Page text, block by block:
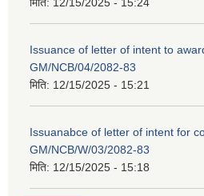
Issuance of letter of intent to
GM/NCB/04/2082-83
मिति: 12/15/2025 - 15:21
Issuanabce of letter of intent for
GM/NCB/W/03/2082-83
मिति: 12/15/2025 - 15:18